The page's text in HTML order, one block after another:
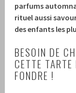
parfums
rituel aussi
des enfants les
BESOIN DE
CETTE
FONDRE !